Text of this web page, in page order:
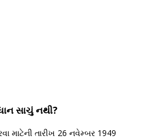
સાચું નથી?
માટેની તારીખ 26 નવેમ્બર 1949